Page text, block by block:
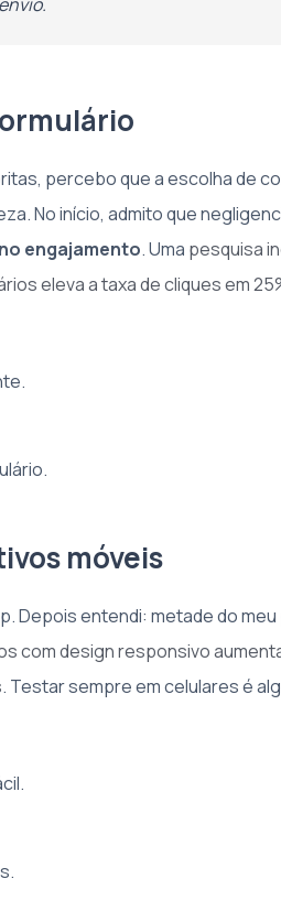
percebo que a escolha de
No início, admito que
engajamento. Uma pesquisa
eleva a taxa de cliques em
móveis
Depois entendi: metade do meu
com design responsivo
. Testar sempre em celulares é